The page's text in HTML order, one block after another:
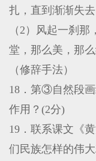
扎，直到渐渐失
（2）风起一刹
堂，那么美，那
（修辞手法）
18．第③自然段
作用？(2分)
19．联系课文《
们民族怎样的伟